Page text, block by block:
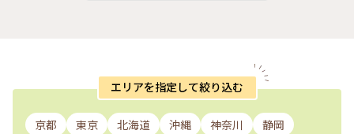
エリアを指定して絞り込む
京都 東京 北海道 沖縄 神奈川
静岡